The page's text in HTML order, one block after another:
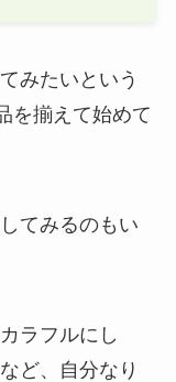
みたいという
を揃えて始めて
てみるのもい
ラフルにし
ど、自分なり